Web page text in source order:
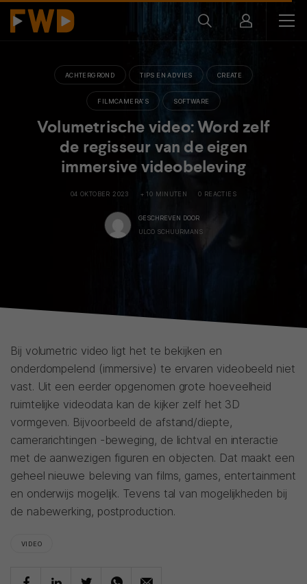
ACHTERGROND TIPS EN ADVIES CREATE
FILMCAMERA'S SOFTWARE
Volumetrische video: Word zelf
de regisseur van de eigen
immersive videobeleving
04 OKTOBER 2023 + 10 MINUTEN 0 REACTIES
GESCHREVEN DOOR
ULCO SCHUURMANS
Bij volumetric video ligt het te bekijken en
onderdompelend (immersive) te ervaren videobeeld niet
vast. Uit een eerder opgenomen grote hoeveelheid
ruimtelijke videodata kan de kijker zelf het 3D
vormgeven. Bijvoorbeeld de afstand/diepte,
camerarichtingen -beweging, de lichtval en interactie
met de aanwezigen figuren en objecten. Dat maakt een
geheel nieuwe beleving van films, games, entertainment
en onderwijs mogelijk. Tevens tal van mogelijkheden bij
de nabewerking, postproduction.
VIDEO